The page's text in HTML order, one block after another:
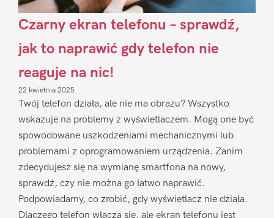
Czarny ekran telefonu – sprawdź,
jak to naprawić gdy telefon nie
reaguje na nic!
22 kwietnia 2025
Twój telefon działa, ale nie ma obrazu? Wszystko
wskazuje na problemy z wyświetlaczem. Mogą one być
spowodowane uszkodzeniami mechanicznymi lub
problemami z oprogramowaniem urządzenia. Zanim
zdecydujesz się na wymianę smartfona na nowy,
sprawdź, czy nie można go łatwo naprawić.
Podpowiadamy, co zrobić, gdy wyświetlacz nie działa.
Dlaczego telefon włącza się, ale ekran telefonu jest